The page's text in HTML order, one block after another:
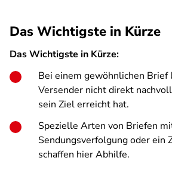
Das Wichtigste in Kürze
Das Wichtigste in Kürze:
Bei einem gewöhnlichen Brief
Versender nicht direkt
sein Ziel erreicht hat.
Spezielle Arten von Briefen
Sendungsverfolgung oder ein
schaffen hier Abhilfe.